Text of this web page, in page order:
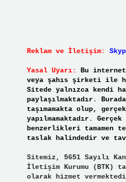
Reklam ve İletişim:
Yasal Uyarı:
Bu
veya şahıs şirketi ile
Sitede yalnızca kendi
paylaşılmaktadır.
taşımamakta olup,
yapılmamaktadır.
benzerlikleri tamamen
taslak halindedir ve
Sitemiz, 5651 Sayılı
İletişim Kurumu (BTK)
olarak hizmet